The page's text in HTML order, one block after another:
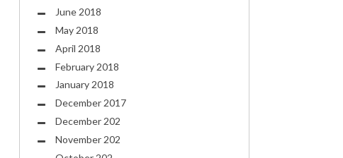
June 2018
May 2018
April 2018
February 2018
January 2018
December 2017
December 202
November 202